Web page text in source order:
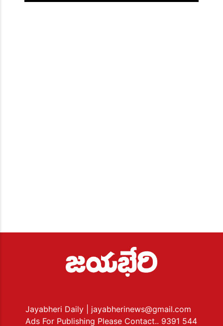
Jayabheri Daily
| jayabherinews@gmail.com
Ads For Publishing Please Contact.. 9391 544